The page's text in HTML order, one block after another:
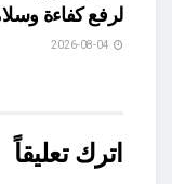
لرفع كفاءة
اترك تعليقاً